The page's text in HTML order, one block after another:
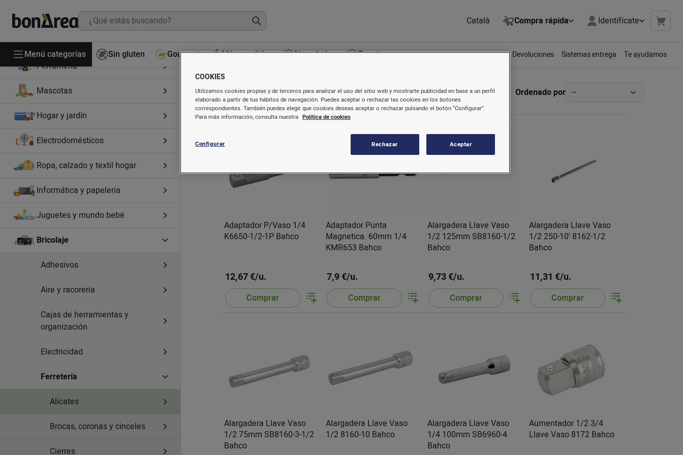
Català Compra rápida Identifícate
Menú categorías Sin gluten Gourmet Más vendidos Novedades Recetas Devoluciones Sistemas entrega Te ayudamos
Droguería
Higiene y cosmética
Perfumería
Mascotas
Hogar y jardín
Electrodomésticos
Ropa, calzado y textil hogar
Informática y papelería
Juguetes y mundo bebé
Bricolaje
Adhesivos
Aire y racorería
Cajas de herramientas y
organización
Electricidad
Ferretería
Alicates
Brocas, coronas y cinceles
Cierres
Llaves Ordenado por
Adaptador P/Vaso 1/4
K6650-1/2-1P Bahco
12,67 €/u.
Comprar
Adaptador Punta
Magnetica. 60mm 1/4
KMR653 Bahco
7,9 €/u.
Comprar
Alargadera Llave Vaso
1/2 125mm SB8160-1/2
Bahco
9,73 €/u.
Comprar
Alargadera Llave Vaso
1/2 250-10' 8162-1/2
Bahco
11,31 €/u.
Comprar
Alargadera Llave Vaso
1/2 75mm SB8160-3-1/2
Bahco
Alargadera Llave Vaso
1/2 8160-10 Bahco
Alargadera Llave Vaso
1/4 100mm SB6960-4
Bahco
Aumentador 1/2 3/4
Llave Vaso 8172 Bahco
COOKIES
Utilizamos cookies propias y de terceros para analizar el uso del sitio web y mostrarte publicidad en base a un perfil
elaborado a partir de tus hábitos de navegación. Puedes aceptar o rechazar las cookies en los botones
correspondientes. También puedes elegir que cookies deseas aceptar o rechazar pulsando el botón “Configurar”.
Para más información, consulta nuestra Política de cookies
Configurar Rechazar Aceptar